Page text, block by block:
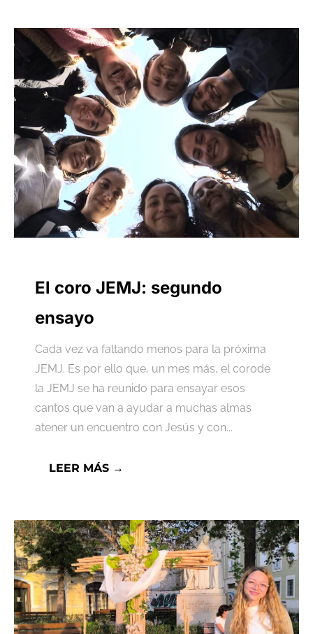
El coro JEMJ: segundo
ensayo
Cada vez va faltando menos para la próxima
JEMJ. Es por ello que, un mes más, el corode
la JEMJ se ha reunido para ensayar esos
cantos que van a ayudar a muchas almas
atener un encuentro con Jesús y con...
LEER MÁS →